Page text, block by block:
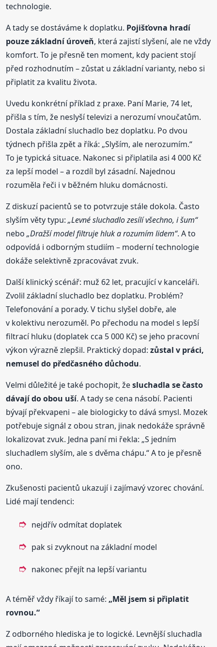
technologie.
A tady se dostáváme k doplatku. Pojišťovna hradí
pouze základní úroveň, která zajistí slyšení, ale ne vždy
komfort. To je přesně ten moment, kdy pacient stojí
před rozhodnutím – zůstat u základní varianty, nebo si
připlatit za kvalitu života.
Uvedu konkrétní příklad z praxe. Paní Marie, 74 let,
přišla s tím, že neslyší televizi a nerozumí vnoučatům.
Dostala základní sluchadlo bez doplatku. Po dvou
týdnech přišla zpět a říká: „Slyším, ale nerozumím.“
To je typická situace. Nakonec si připlatila asi 4 000 Kč
za lepší model – a rozdíl byl zásadní. Najednou
rozuměla řeči i v běžném hluku domácnosti.
Z diskuzí pacientů se to potvrzuje stále dokola. Často
slyším věty typu:„Levné sluchadlo zesílí všechno, i šum“
nebo„Dražší model filtruje hluk a rozumím lidem“. A to
odpovídá i odborným studiím – moderní technologie
dokáže selektivně zpracovávat zvuk.
Další klinický scénář: muž 62 let, pracující v kanceláři.
Zvolil základní sluchadlo bez doplatku. Problém?
Telefonování a porady. V tichu slyšel dobře, ale
v kolektivu nerozuměl. Po přechodu na model s lepší
filtrací hluku (doplatek cca 5 000 Kč) se jeho pracovní
výkon výrazně zlepšil. Praktický dopad:zůstal v práci,
nemusel do předčasného důchodu.
Velmi důležité je také pochopit, žesluchadla se často
dávají do obou uší. A tady se cena násobí. Pacienti
bývají překvapeni – ale biologicky to dává smysl. Mozek
potřebuje signál z obou stran, jinak nedokáže správně
lokalizovat zvuk. Jedna paní mi řekla: „S jedním
sluchadlem slyším, ale s dvěma chápu.“ A to je přesně
ono.
Zkušenosti pacientů ukazují i zajímavý vzorec chování.
Lidé mají tendenci:
nejdřív odmítat doplatek
pak si zvyknout na základní model
nakonec přejít na lepší variantu
A téměř vždy říkají to samé: „Měl jsem si připlatit
rovnou.“
Z odborného hlediska je to logické. Levnější sluchadla